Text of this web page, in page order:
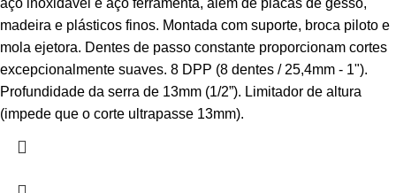
aço inoxidável e aço ferramenta, além de placas de gesso,
madeira e plásticos finos. Montada com suporte, broca piloto e
mola ejetora. Dentes de passo constante proporcionam cortes
excepcionalmente suaves. 8 DPP (8 dentes / 25,4mm - 1").
Profundidade da serra de 13mm (1/2”). Limitador de altura
(impede que o corte ultrapasse 13mm).